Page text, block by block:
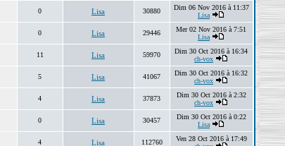
0 Lisa 30880
Dim 06 Nov 2016 à 11:37
Lisa
0 Lisa 29446
Mer 02 Nov 2016 à 7:51
Lisa
11 Lisa 59970
Dim 30 Oct 2016 à 16:34
ch-vox
5 Lisa 41067
Dim 30 Oct 2016 à 16:32
ch-vox
4 Lisa 37873
Dim 30 Oct 2016 à 2:32
ch-vox
0 Lisa 30457
Dim 30 Oct 2016 à 0:22
Lisa
4 Lisa 112760
Ven 28 Oct 2016 à 17:49